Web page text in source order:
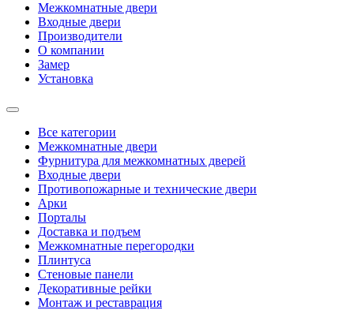
Межкомнатные двери
Входные двери
Производители
О компании
Замер
Установка
Все категории
Межкомнатные двери
Фурнитура для межкомнатных дверей
Входные двери
Противопожарные и технические двери
Арки
Порталы
Доставка и подъем
Межкомнатные перегородки
Плинтуса
Стеновые панели
Декоративные рейки
Монтаж и реставрация